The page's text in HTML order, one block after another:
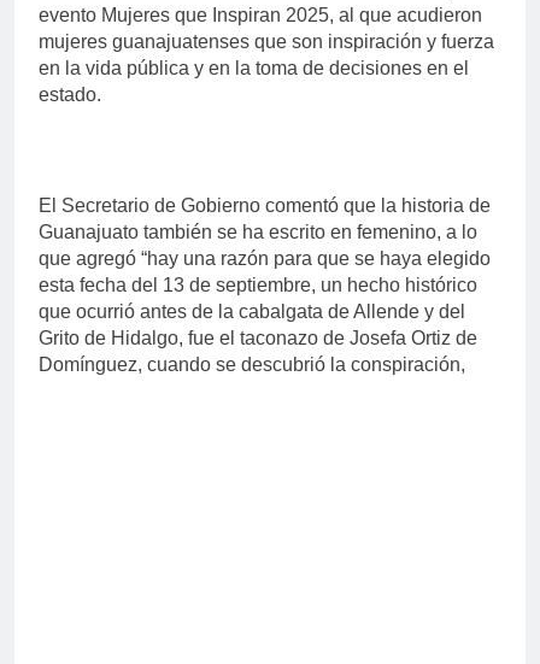
evento Mujeres que Inspiran 2025, al que acudieron
mujeres guanajuatenses que son inspiración y fuerza
en la vida pública y en la toma de decisiones en el
estado.
El Secretario de Gobierno comentó que la historia de
Guanajuato también se ha escrito en femenino, a lo
que agregó “hay una razón para que se haya elegido
esta fecha del 13 de septiembre, un hecho histórico
que ocurrió antes de la cabalgata de Allende y del
Grito de Hidalgo, fue el taconazo de Josefa Ortiz de
Domínguez, cuando se descubrió la conspiración,